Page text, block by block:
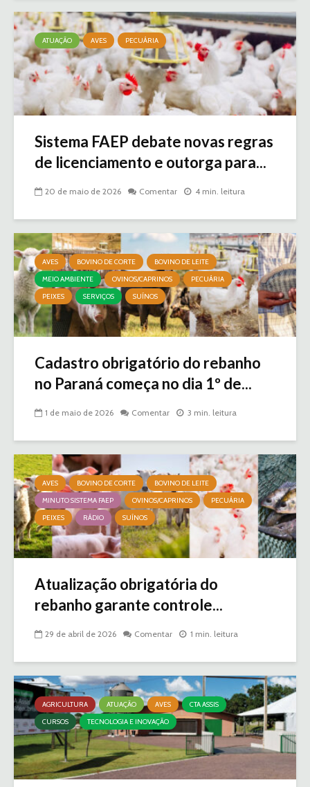
ATUAÇÃO AVES PECUÁRIA
Sistema FAEP debate novas regras
de licenciamento e outorga para...
20 de maio de 2026 Comentar 4 min. leitura
AVES BOVINO DE CORTE
BOVINO DE LEITE
MEIO AMBIENTE
OVINOS/CAPRINOS
PECUÁRIA
PEIXES
SERVIÇOS SUÍNOS
Cadastro obrigatório do rebanho
no Paraná começa no dia 1º de...
1 de maio de 2026 Comentar 3 min. leitura
AVES BOVINO DE CORTE
BOVINO DE LEITE
MINUTO SISTEMA FAEP
OVINOS/CAPRINOS
PECUÁRIA
PEIXES
RÁDIO SUÍNOS
Atualização obrigatória do
rebanho garante controle...
29 de abril de 2026 Comentar 1 min. leitura
AGRICULTURA ATUAÇÃO AVES
CTA ASSIS
CURSOS
TECNOLOGIA E INOVAÇÃO